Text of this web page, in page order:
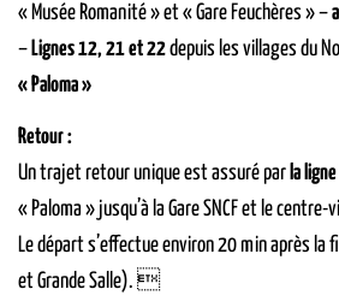
« Musée Romanité » et « Gare Feuchères » –
– Lignes 12, 21 et 22depuis les villages du
« Paloma »
Retour :
Un trajet retour unique est assuré par la
« Paloma » jusqu’à la Gare SNCF et le centre-
Le départ s’effectue environ 20 min après la
et Grande Salle). 